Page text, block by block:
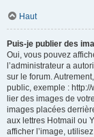
Haut
Puis-je publier des
Oui, vous pouvez
l’administrateur a
sur le forum.
public, exemple :
lier des images de
images placées
aux lettres Hotmail ou
afficher l’image,